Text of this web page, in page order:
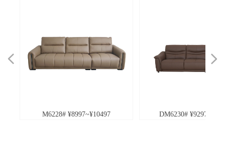
¥8997~¥10497 DM6230# ¥9297~¥10197
넳 넲